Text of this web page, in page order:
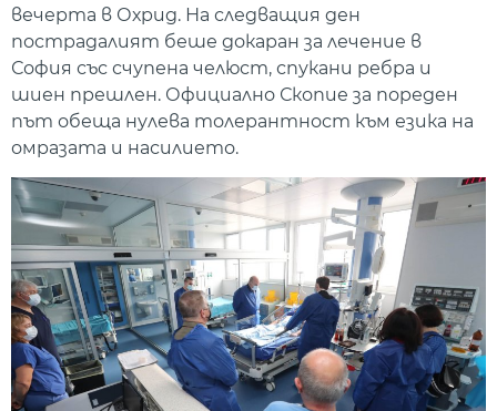
вечерта в Охрид. На следващия ден
пострадалият беше докаран за лечение в
София със счупена челюст, спукани ребра и
шиен прешлен. Официално Скопие за пореден
път обеща нулева толерантност към езика на
омразата и насилието.